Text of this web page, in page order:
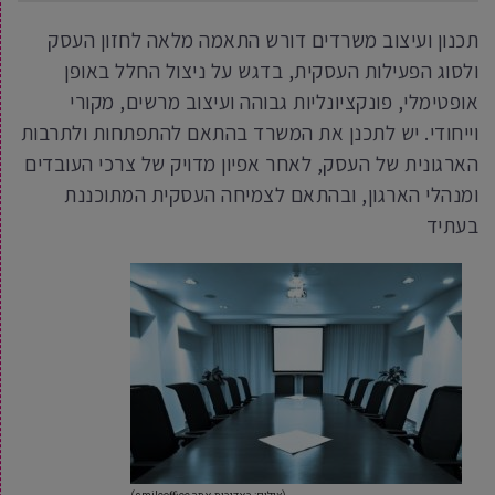
תכנון ועיצוב משרדים דורש התאמה מלאה לחזון העסק
ולסוג הפעילות העסקית, בדגש על ניצול החלל באופן
אופטימלי, פונקציונליות גבוהה ועיצוב מרשים, מקורי
וייחודי. יש לתכנן את המשרד בהתאם להתפתחות ולתרבות
הארגונית של העסק, לאחר אפיון מדויק של צרכי העובדים
ומנהלי הארגון, ובהתאם לצמיחה העסקית המתוכננת
בעתיד